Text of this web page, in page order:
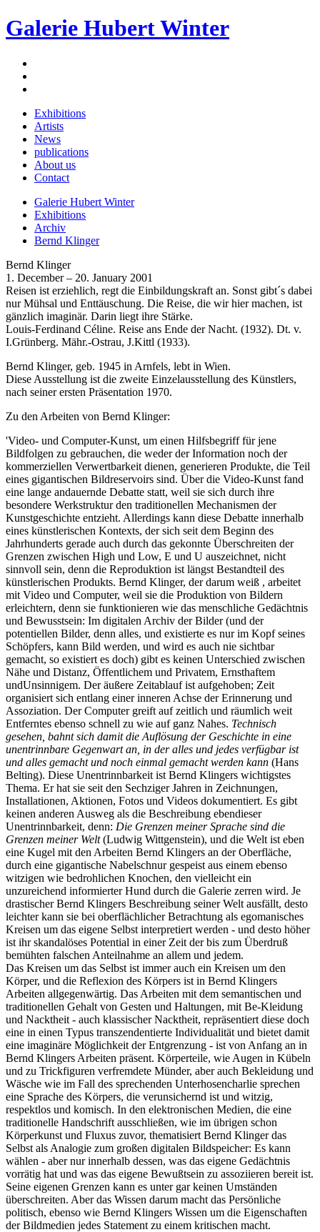
Galerie Hubert Winter
Exhibitions
Artists
News
publications
About us
Contact
Galerie Hubert Winter
Exhibitions
Archiv
Bernd Klinger
Bernd Klinger
1. December – 20. January 2001
Reisen ist erziehlich, regt die Einbildungskraft an. Sonst gibt´s dabei
nur Mühsal und Enttäuschung. Die Reise, die wir hier machen, ist
gänzlich imaginär. Darin liegt ihre Stärke.
Louis-Ferdinand Céline. Reise ans Ende der Nacht. (1932). Dt. v.
I.Grünberg. Mähr.-Ostrau, J.Kittl (1933).
Bernd Klinger, geb. 1945 in Arnfels, lebt in Wien.
Diese Ausstellung ist die zweite Einzelausstellung des Künstlers,
nach seiner ersten Präsentation 1970.
Zu den Arbeiten von Bernd Klinger:
'Video- und Computer-Kunst, um einen Hilfsbegriff für jene
Bildfolgen zu gebrauchen, die weder der Information noch der
kommerziellen Verwertbarkeit dienen, generieren Produkte, die Teil
eines gigantischen Bildreservoirs sind. Über die Video-Kunst fand
eine lange andauernde Debatte statt, weil sie sich durch ihre
besondere Werkstruktur den traditionellen Mechanismen der
Kunstgeschichte entzieht. Allerdings kann diese Debatte innerhalb
eines künstlerischen Kontexts, der sich seit dem Beginn des
Jahrhunderts gerade auch durch das gekonnte Überschreiten der
Grenzen zwischen High und Low, E und U auszeichnet, nicht
sinnvoll sein, denn die Reproduktion ist längst Bestandteil des
künstlerischen Produkts. Bernd Klinger, der darum weiß , arbeitet
mit Video und Computer, weil sie die Produktion von Bildern
erleichtern, denn sie funktionieren wie das menschliche Gedächtnis
und Bewusstsein: Im digitalen Archiv der Bilder (und der
potentiellen Bilder, denn alles, und existierte es nur im Kopf seines
Schöpfers, kann Bild werden, und wird es auch nie sichtbar
gemacht, so existiert es doch) gibt es keinen Unterschied zwischen
Nähe und Distanz, Öffentlichem und Privatem, Ernsthaftem
undUnsinnigem. Der äußere Zeitablauf ist aufgehoben; Zeit
organisiert sich entlang einer inneren Achse der Erinnerung und
Assoziation. Der Computer greift auf zeitlich und räumlich weit
Entferntes ebenso schnell zu wie auf ganz Nahes. Technisch
gesehen, bahnt sich damit die Auflösung der Geschichte in eine
unentrinnbare Gegenwart an, in der alles und jedes verfügbar ist
und alles gemacht und noch einmal gemacht werden kann (Hans
Belting). Diese Unentrinnbarkeit ist Bernd Klingers wichtigstes
Thema. Er hat sie seit den Sechziger Jahren in Zeichnungen,
Installationen, Aktionen, Fotos und Videos dokumentiert. Es gibt
keinen anderen Ausweg als die Beschreibung ebendieser
Unentrinnbarkeit, denn: Die Grenzen meiner Sprache sind die
Grenzen meiner Welt(Ludwig Wittgenstein), und die Welt ist eben
eine Kugel mit den Arbeiten Bernd Klingers an der Oberfläche,
durch eine gigantische Nabelschnur gespeist aus einem ebenso
witzigen wie bedrohlichen Knochen, den vielleicht ein
unzureichend informierter Hund durch die Galerie zerren wird. Je
drastischer Bernd Klingers Beschreibung seiner Welt ausfällt, desto
leichter kann sie bei oberflächlicher Betrachtung als egomanisches
Kreisen um das eigene Selbst interpretiert werden - und desto höher
ist ihr skandalöses Potential in einer Zeit der bis zum Überdruß
bemühten falschen Anteilnahme an allem und jedem.
Das Kreisen um das Selbst ist immer auch ein Kreisen um den
Körper, und die Reflexion des Körpers ist in Bernd Klingers
Arbeiten allgegenwärtig. Das Arbeiten mit dem semantischen und
traditionellen Gehalt von Gesten und Haltungen, mit Be-Kleidung
und Nacktheit - auch klassischer Nacktheit, repräsentiert diese doch
eine in einen Typus transzendentierte Individualität und bietet damit
eine imaginäre Möglichkeit der Entgrenzung - ist von Anfang an in
Bernd Klingers Arbeiten präsent. Körperteile, wie Augen in Kübeln
und zu Trickfiguren verfremdete Münder, aber auch Bekleidung und
Wäsche wie im Fall des sprechenden Unterhosencharlie sprechen
eine Sprache des Körpers, die verunsichernd ist und witzig,
respektlos und komisch. In den elektronischen Medien, die eine
traditionelle Handschrift ausschließen, wie im übrigen schon
Körperkunst und Fluxus zuvor, thematisiert Bernd Klinger das
Selbst als Analogie zum großen digitalen Bildspeicher: Es kann
wählen - aber nur innerhalb dessen, was das eigene Gedächtnis
vorrätig hat und was das eigene Bewußtsein zu assoziieren bereit ist.
Seine eigenen Grenzen kann es unter gar keinen Umständen
überschreiten. Aber das Wissen darum macht das Persönliche
politisch, ebenso wie Bernd Klingers Wissen um die Eigenschaften
der Bildmedien jedes Statement zu einem kritischen macht.